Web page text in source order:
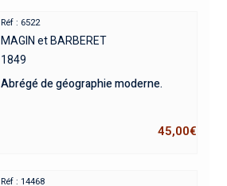
Réf : 6522
MAGIN et BARBERET
1849
Abrégé de géographie moderne.
45,00€
Réf : 14468